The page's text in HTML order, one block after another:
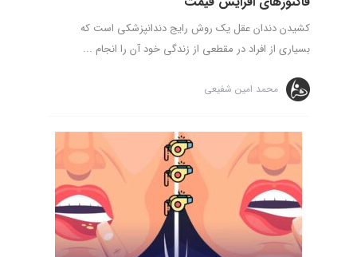
کشیدن دندان عقل یک روش رایج دندانپزشکی است که
بسیاری از افراد در مقطعی از زندگی خود آن را انجام ...
محمد امین شفیعی